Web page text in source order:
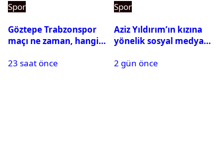
Spor
Göztepe Trabzonspor
maçı ne zaman, hangi
oynayacak mı?
23 saat önce
Spor
Aziz Yıldırım’ın kızına
yönelik sosyal medya
hakkında karar çıktı
2 gün önce